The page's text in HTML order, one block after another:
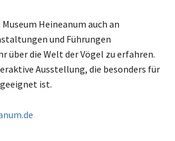
Heineanum auch an
und Führungen
über die Welt der Vögel zu erfahren.
Ausstellung, die besonders für
ist.